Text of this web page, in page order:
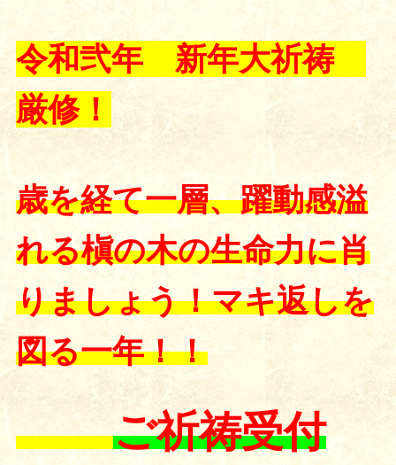
令和弐年 新年大祈祷
厳修！
歳を経て一層、躍動感溢
れる槇の木の生命力に肖
りましょう！マキ返しを
図る一年！！
ご祈祷受付